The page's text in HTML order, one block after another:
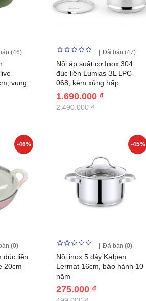
(46)
vung
Đã bán (47)
Nồi áp suất cơ Inox 304
đúc liền Lumias 3L LPC-
068, kèm xửng hấp
1.690.000 ₫
2.490.000 ₫
-46%
(0)
đúc liền
20cm
-45%
Đã bán (0)
Nồi inox 5 đáy Kalpen
Lermat 16cm, bảo hành 10
năm
275.000 ₫